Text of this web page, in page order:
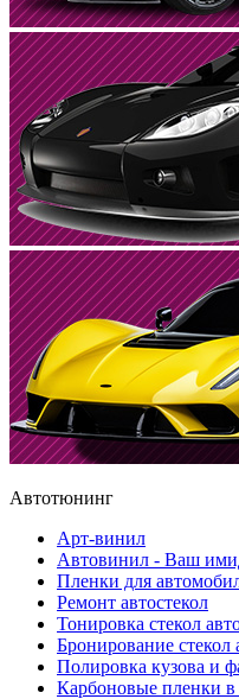
Автотюнинг
Арт-винил
Автовинил - Ваш
Пленки для
Ремонт автостекол
Тонировка стекол
Бронирование стекол
Полировка кузова и
Карбоновые пленки в